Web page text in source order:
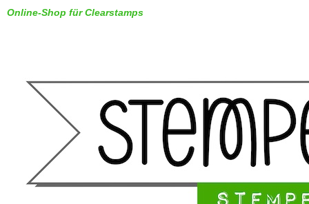
Online-Shop für Clearstamps